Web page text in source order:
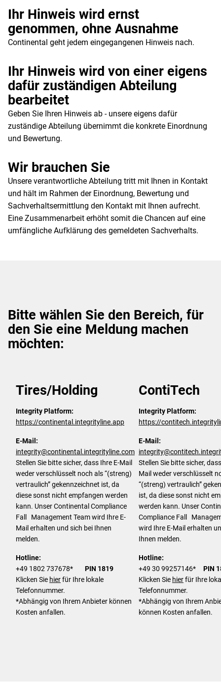
Ihr Hinweis wird ernst
genommen, ohne Ausnahme
Continental geht jedem eingegangenen Hinweis nach.
Ihr Hinweis wird von einer eigens
dafür zuständigen Abteilung
bearbeitet
Geben Sie Ihren Hinweis ab - unsere eigens dafür
zuständige Abteilung übernimmt die konkrete Einordnung
und Bewertung.
Wir brauchen Sie
Unsere verantwortliche Abteilung tritt mit Ihnen in Kontakt
und hält im Rahmen der Einordnung, Bewertung und
Sachverhaltsermittlung den Kontakt mit Ihnen aufrecht.
Eine Zusammenarbeit erhöht somit die Chancen auf eine
umfängliche Aufklärung des gemeldeten Sachverhalts.
Bitte wählen Sie den Bereich, für
den Sie eine Meldung machen
möchten:
Tires/Holding ContiTech
Integrity Platform:
https://continental.integrityline.app
Integrity Platform:
https://
E-Mail:
integrity@continental.integrityline.com
Stellen Sie bitte sicher, dass Ihre E-Mail
weder verschlüsselt noch als “(streng)
vertraulich” gekennzeichnet ist, da
diese sonst nicht empfangen werden
kann. Unser Continental Compliance
Fall Management Team wird Ihre E-
Mail erhalten und sich bei Ihnen
melden.
E-Mail:
Stellen Sie bitte sicher,
Mail weder verschlüsselt
“(streng) vertraulich”
ist, da diese sonst nicht
werden kann. Unser
Compliance Fall
wird Ihre E-Mail erhalten
Ihnen melden.
Hotline:
+49 1802 737678* PIN 1819
Klicken Sie hierfür Ihre lokale
Telefonnummer.
*Abhängig von Ihrem Anbieter können
Kosten anfallen.
Hotline:
+49 30 99257146* PIN
Klicken Sie hierfür Ihre
Telefonnummer.
*Abhängig von Ihrem
können Kosten anfallen.